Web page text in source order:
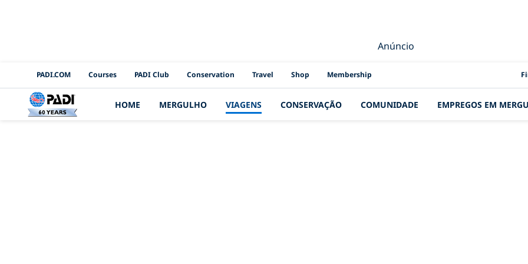
Anúncio
PADI Channels
PADI.COM Courses PADI Club Conservation Travel Shop Membership
HOME MERGULHO VIAGENS CONSERVAÇÃO COMUNIDADE EMPREGOS EM